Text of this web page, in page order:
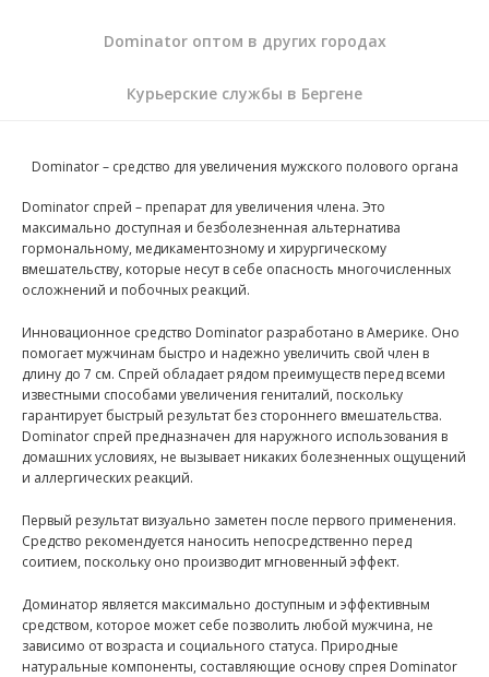
Dominator оптом в других городах
Курьерские службы в Бергене
Dominator – средство для увеличения мужского полового органа
Dominator спрей – препарат для увеличения члена. Это
максимально доступная и безболезненная альтернатива
гормональному, медикаментозному и хирургическому
вмешательству, которые несут в себе опасность многочисленных
осложнений и побочных реакций.
Инновационное средство Dominator разработано в Америке. Оно
помогает мужчинам быстро и надежно увеличить свой член в
длину до 7 см. Спрей обладает рядом преимуществ перед всеми
известными способами увеличения гениталий, поскольку
гарантирует быстрый результат без стороннего вмешательства.
Dominator спрей предназначен для наружного использования в
домашних условиях, не вызывает никаких болезненных ощущений
и аллергических реакций.
Первый результат визуально заметен после первого применения.
Средство рекомендуется наносить непосредственно перед
соитием, поскольку оно производит мгновенный эффект.
Доминатор является максимально доступным и эффективным
средством, которое может себе позволить любой мужчина, не
зависимо от возраста и социального статуса. Природные
натуральные компоненты, составляющие основу спрея Dominator